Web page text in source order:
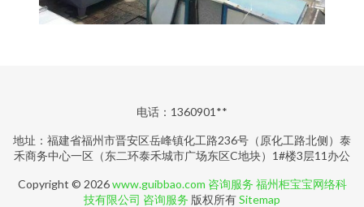
电话：1360901**
地址：福建省福州市晋安区岳峰镇化工路236号（原化工路北侧）泰
禾商务中心一区（东二环泰禾城市广场东区C地块）1#楼3层11办公
Copyright © 2026www.guibbao.com 咨询服务 福州柜宝宝网络科
技有限公司 咨询服务 版权所有Sitemap